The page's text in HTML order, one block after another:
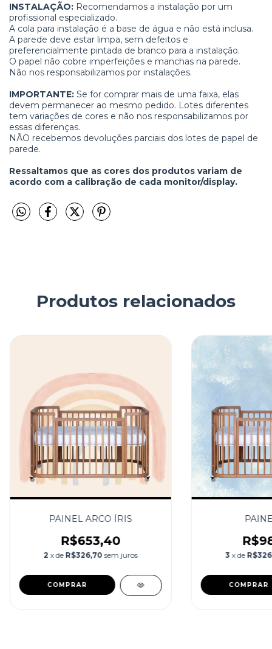
INSTALAÇÃO: Recomendamos a instalação por um
profissional especializado.
A cola para instalação é a base de água e não está inclusa.
A parede deve estar limpa, sem defeitos e
preferencialmente pintada de branco para a instalação.
O papel não cobre imperfeições e manchas na parede.
Não nos responsabilizamos por instalações.
IMPORTANTE: Se for comprar mais de uma faixa, elas
devem permanecer ao mesmo pedido. Lotes diferentes
tem variações de cores e não nos responsabilizamos por
essas diferenças.
NÃO recebemos devoluções parciais dos lotes de papel de
parede.
Ressaltamos que as cores dos produtos variam de
acordo com a calibração de cada monitor/display.
Produtos relacionados
PAINEL ARCO ÍRIS
R$653,40
2 x de R$326,70 sem juros 3 x de